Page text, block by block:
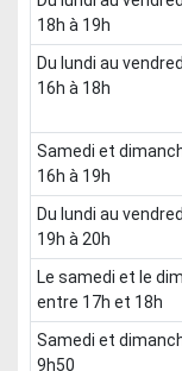
18h à 19h
du lundi au vendredi de
16h à 18h
samedi et dimanche de
16h à 19h
du lundi au vendredi de
19h à 20h
le samedi et le dimanche
entre 17h et 18h
samedi et dimanche à
9h50